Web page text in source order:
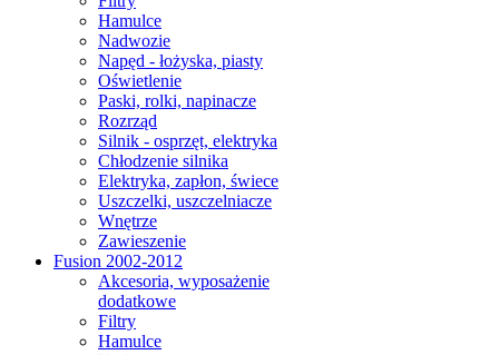
Hamulce
Nadwozie
Napęd - łożyska, piasty
Oświetlenie
Paski, rolki, napinacze
Rozrząd
Silnik - osprzęt, elektryka
Chłodzenie silnika
Elektryka, zapłon, świece
Uszczelki, uszczelniacze
Wnętrze
Zawieszenie
Fusion 2002-2012
Akcesoria, wyposażenie
dodatkowe
Filtry
Hamulce